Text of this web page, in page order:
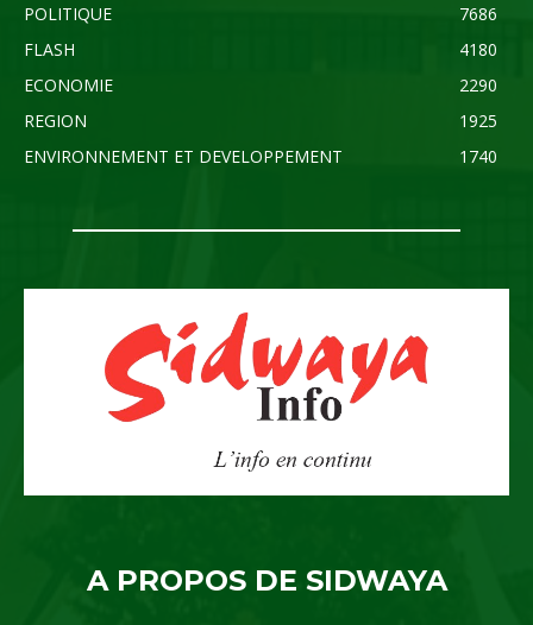
POLITIQUE
7686
FLASH
4180
ECONOMIE
2290
REGION
1925
ENVIRONNEMENT ET DEVELOPPEMENT
1740
A PROPOS DE SIDWAYA